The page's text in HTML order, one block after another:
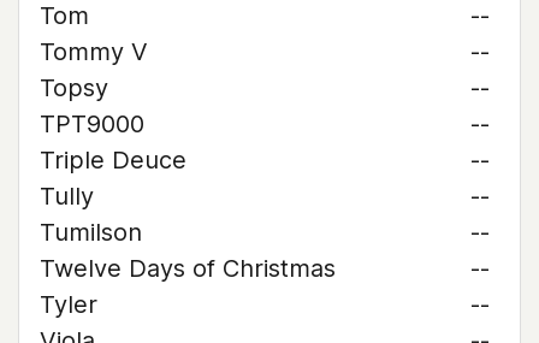
Tom
--
Tommy V
--
Topsy
--
TPT9000
--
Triple Deuce
--
Tully
--
Tumilson
--
Twelve Days of Christmas
--
Tyler
--